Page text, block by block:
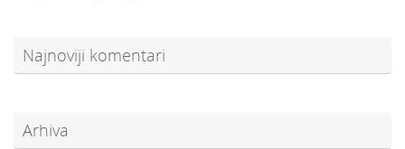
Najnoviji komentari
Arhiva